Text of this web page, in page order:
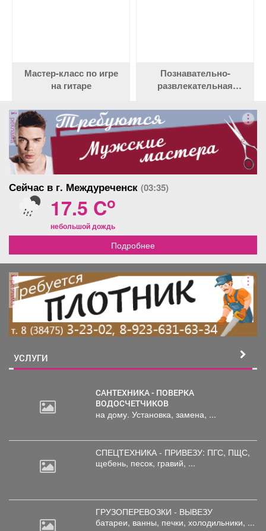
Мастер-класс по игре
на гитаре
Познавательно-
развлекательная
готов!»
реклама
Сейчас в г. Междуреченск (03:35)
17.5 Co
небольшой дождь
Подробнее
реклама
УСЛУГИ
САНТЕХНИКА - ПОВЕРКА
ВОДОСЧЕТЧИКОВ
на дому. Установка, замена, ...
СПЕЦТЕХНИКА - ПРИВЕЗУ: ПГС, ПЩС,
щебень, песок, гравий, ...
ГРУЗОПЕРЕВОЗКИ - ВЫВЕЗУ
батареи, ванны, печки, холодильники, ...